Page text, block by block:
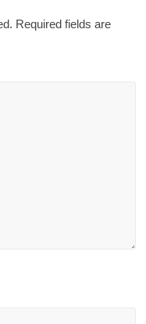
Required fields are